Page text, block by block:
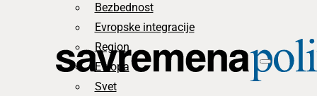
Bezbednost
Evropske integracije
Region
Evropa
Svet